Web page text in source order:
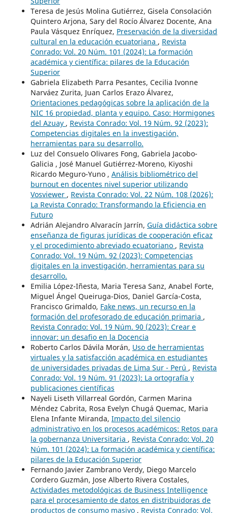
Teresa de Jesús Molina Gutiérrez, Gisela Consolación
Quintero Arjona, Sary del Rocío Álvarez Docente, Ana
Paula Vásquez Enríquez, Preservación de la diversidad
cultural en la educación ecuatoriana , Revista
Conrado: Vol. 20 Núm. 101 (2024): La formación
académica y científica: pilares de la Educación
Superior
Gabriela Elizabeth Parra Pesantes, Cecilia Ivonne
Narváez Zurita, Juan Carlos Erazo Álvarez,
Orientaciones pedagógicas sobre la aplicación de la
NIC 16 propiedad, planta y equipo. Caso: Hormigones
del Azuay , Revista Conrado: Vol. 19 Núm. 92 (2023):
Competencias digitales en la investigación,
herramientas para su desarrollo.
Luz del Consuelo Olivares Fong, Gabriela Jacobo-
Galicia , José Manuel Gutiérrez-Moreno, Kiyoshi
Ricardo Meguro-Yuno , Análisis bibliométrico del
burnout en docentes nivel superior utilizando
Vosviewer , Revista Conrado: Vol. 22 Núm. 108 (2026):
La Revista Conrado: Transformando la Eficiencia en
Futuro
Adrián Alejandro Alvaracín Jarrín, Guía didáctica sobre
enseñanza de figuras jurídicas de cooperación eficaz
y el procedimiento abreviado ecuatoriano , Revista
Conrado: Vol. 19 Núm. 92 (2023): Competencias
digitales en la investigación, herramientas para su
desarrollo.
Emilia López-Iñesta, Maria Teresa Sanz, Anabel Forte,
Miguel Ángel Queiruga-Dios, Daniel García-Costa,
Francisco Grimaldo, Fake news, un recurso en la
formación del profesorado de educación primaria ,
Revista Conrado: Vol. 19 Núm. 90 (2023): Crear e
innovar: un desafio en la Docencia
Roberto Carlos Dávila Morán, Uso de herramientas
virtuales y la satisfacción académica en estudiantes
de universidades privadas de Lima Sur - Perú , Revista
Conrado: Vol. 19 Núm. 91 (2023): La ortografía y
publicaciones científicas
Nayeli Liseth Villarreal Gordón, Carmen Marina
Méndez Cabrita, Rosa Evelyn Chugá Quemac, Maria
Elena Infante Miranda, Impacto del silencio
administrativo en los procesos académicos: Retos para
la gobernanza Universitaria , Revista Conrado: Vol. 20
Núm. 101 (2024): La formación académica y científica:
pilares de la Educación Superior
Fernando Javier Zambrano Verdy, Diego Marcelo
Cordero Guzmán, Jose Alberto Rivera Costales,
Actividades metodológicas de Business Intelligence
para el procesamiento de datos en distribuidoras de
productos de consumo masivo , Revista Conrado: Vol.